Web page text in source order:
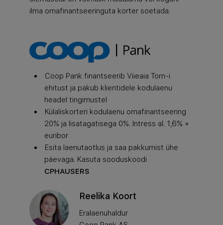
ilma omafinantseeringuta korter soetada.
Coop Pank finantseerib Viieaia Torn-i
ehitust ja pakub klientidele kodulaenu
headel tingimustel
Külaliskorteri kodulaenu omafinantseering
20% ja lisatagatisega 0%. Intress al. 1,6% +
euribor
Esita laenutaotlus ja saa pakkumist ühe
päevaga. Kasuta sooduskoodi
CPHAUSERS
Reelika Koort
Eralaenuhaldur